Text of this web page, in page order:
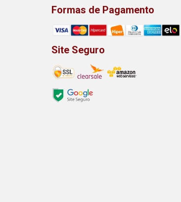
Formas de Pagamento
Site Seguro